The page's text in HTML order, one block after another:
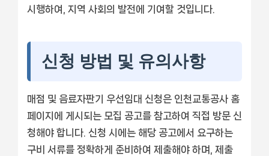
시행하여, 지역 사회의 발전에 기여할 것입니다.
신청 방법 및 유의사항
매점 및 음료자판기 우선임대 신청은 인천교통공사 홈
페이지에 게시되는 모집 공고를 참고하여 직접 방문 신
청해야 합니다. 신청 시에는 해당 공고에서 요구하는
구비 서류를 정확하게 준비하여 제출해야 하며, 제출